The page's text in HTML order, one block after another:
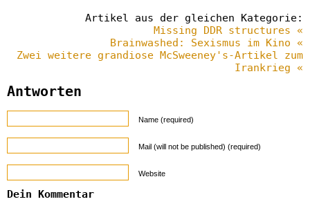
Artikel aus der gleichen Kategorie:
Missing DDR structures «
Brainwashed: Sexismus im Kino «
Zwei weitere grandiose McSweeney's-Artikel zum
Irankrieg «
Antworten
Name (required)
Mail (will not be published) (required)
Website
Dein Kommentar